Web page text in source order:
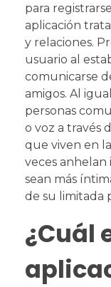
para
aplicación
y relaciones.
usuario al
comunicarse
amigos. Al
personas
o voz a través
que viven en
veces anhelan
sean más
de su limitada
¿Cuál